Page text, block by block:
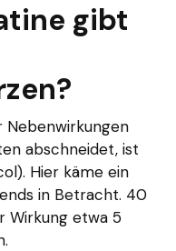
gibt
Nebenwirkungen
abschneidet, ist
Hier käme ein
in Betracht. 40
Wirkung etwa 5